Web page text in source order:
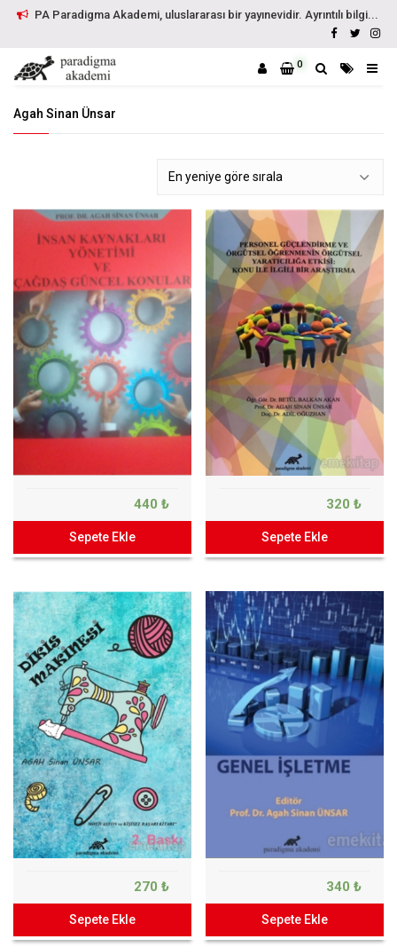
PA Paradigma Akademi, uluslararası bir yayınevidir. Ayrıntılı bilgi...
0
Agah Sinan Ünsar
440 ₺
Sepete Ekle
320 ₺
Sepete Ekle
270 ₺
Sepete Ekle
340 ₺
Sepete Ekle